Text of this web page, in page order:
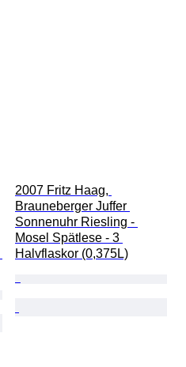
2007 Fritz Haag,
Brauneberger Juffer
Sonnenuhr Riesling -
Mosel Spätlese - 3
Halvflaskor (0,375L)